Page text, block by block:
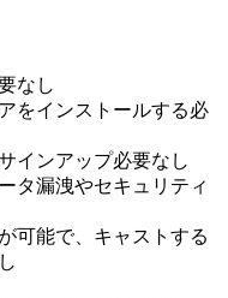
なし
をインストールする必
インアップ必要なし
タ漏洩やセキュリティ
可能で、キャストする